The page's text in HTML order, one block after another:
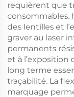
requièrent que
consommables,
des lentilles et
graver au laser
permanents
et à l’exposition
long terme
traçabilité. La
marquage